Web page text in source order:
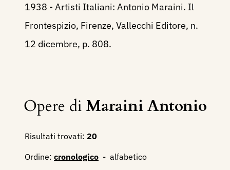
1938 - Artisti Italiani: Antonio Maraini. Il
Frontespizio, Firenze, Vallecchi Editore, n.
12 dicembre, p. 808.
Opere diMaraini Antonio
Risultati trovati: 20
Ordine: cronologico - alfabetico